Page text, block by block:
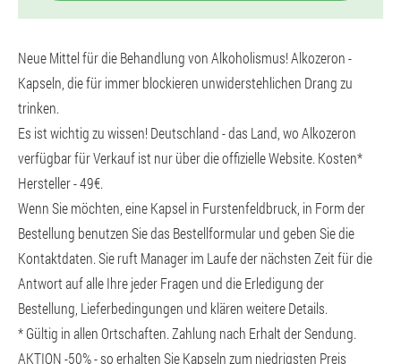
Neue Mittel für die Behandlung von Alkoholismus! Alkozeron -
Kapseln, die für immer blockieren unwiderstehlichen Drang zu
trinken.
Es ist wichtig zu wissen! Deutschland - das Land, wo Alkozeron
verfügbar für Verkauf ist nur über die offizielle Website. Kosten*
Hersteller - 49€.
Wenn Sie möchten, eine Kapsel in Furstenfeldbruck, in Form der
Bestellung benutzen Sie das Bestellformular und geben Sie die
Kontaktdaten. Sie ruft Manager im Laufe der nächsten Zeit für die
Antwort auf alle Ihre jeder Fragen und die Erledigung der
Bestellung, Lieferbedingungen und klären weitere Details.
* Gültig in allen Ortschaften. Zahlung nach Erhalt der Sendung.
AKTION -50% - so erhalten Sie Kapseln zum niedrigsten Preis